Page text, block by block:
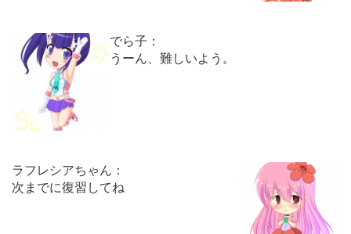
でら子：
うーん、難しいよう。
ラフレシアちゃん：
次までに復習してね